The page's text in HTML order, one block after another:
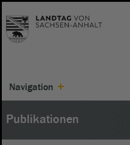
Navigation
Publikationen